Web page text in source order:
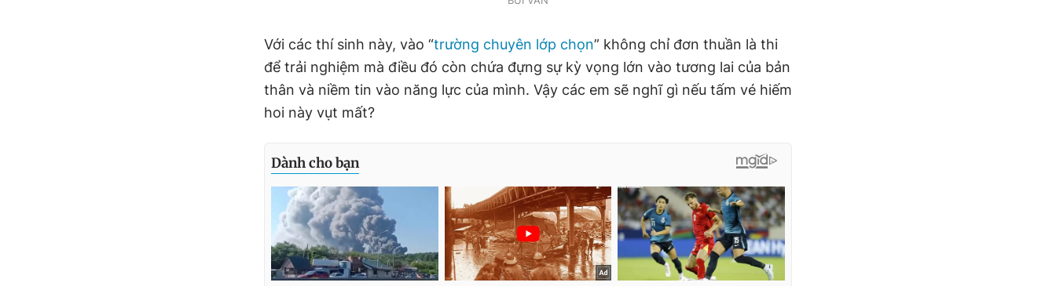
Với các thí sinh này, vào “trường chuyên lớp chọn” không chỉ đơn thuần là thi
để trải nghiệm mà điều đó còn chứa đựng sự kỳ vọng lớn vào tương lai của bản
thân và niềm tin vào năng lực của mình. Vậy các em sẽ nghĩ gì nếu tấm vé hiếm
hoi này vụt mất?